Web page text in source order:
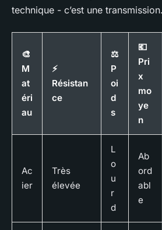
technique - c’est une transmission.
🎨
M
at
éri
au
⚡
Résistan
ce
⚖️
P
oi
d
s
💶
Pri
x
mo
ye
n
Ac
ier
Très
élevée
L
o
u
r
d
Ab
ord
abl
e